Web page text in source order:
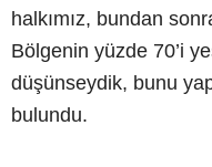
halkımız, bundan
Bölgenin yüzde 70’i
düşünseydik, bunu
bulundu.